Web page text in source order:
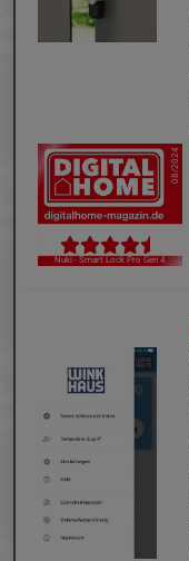
08/2024
Nuki - Smart Lock Pro Gen 4